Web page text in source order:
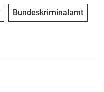
Bundeskriminalamt